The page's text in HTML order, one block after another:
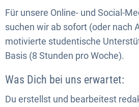
Für unsere Online- und Social-
suchen wir ab sofort (oder nach
motivierte studentische
Basis (8 Stunden pro Woche).
Was Dich bei uns erwartet:
Du erstellst und bearbeitest